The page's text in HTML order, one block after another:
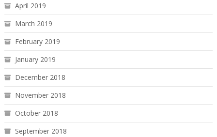
April 2019
March 2019
February 2019
January 2019
December 2018
November 2018
October 2018
September 2018